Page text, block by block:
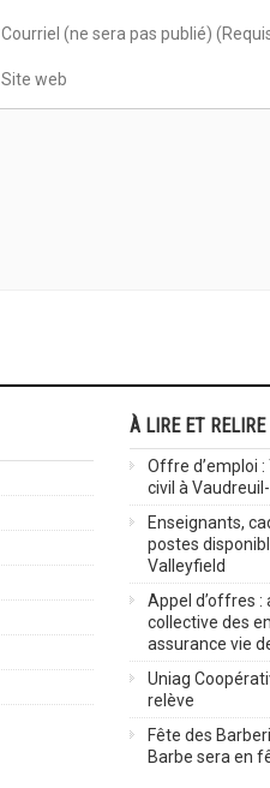
Courriel (ne sera pas publié)
Site web
À LIRE ET RELIRE
Offre d’emploi
civil à
Enseignants,
postes
Valleyfield
Appel d’offres :
collective des
assurance vie
Uniag
relève
Fête des
Barbe sera en